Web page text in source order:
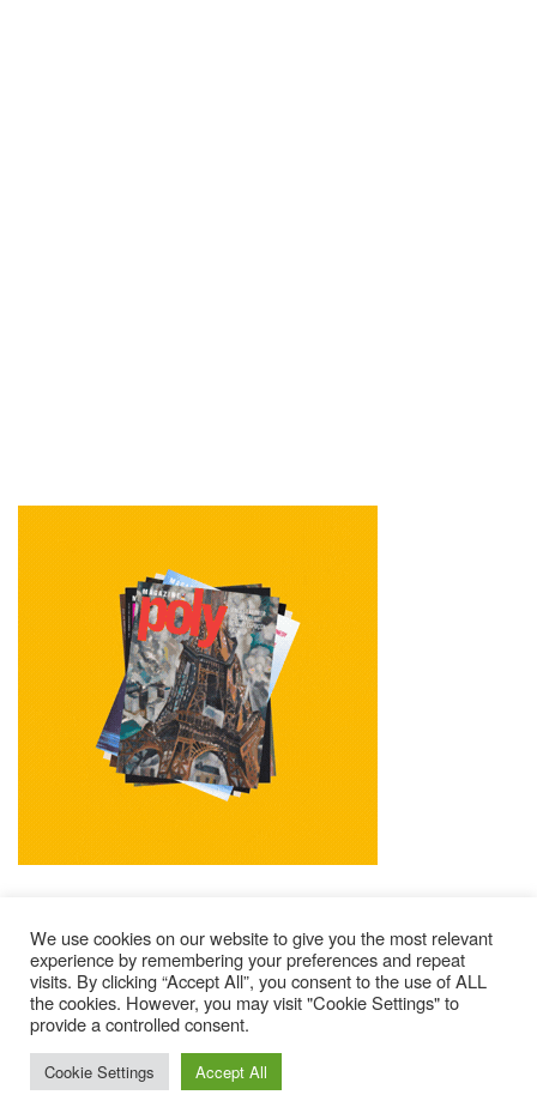
Impressum Kontakt
Alle Ausgaben Lesen
POLY Abonnieren
© 2025 – Magazine Poly – BKN
We use cookies on our website to give you the most relevant
experience by remembering your preferences and repeat
visits. By clicking “Accept All”, you consent to the use of ALL
the cookies. However, you may visit "Cookie Settings" to
provide a controlled consent.
Cookie Settings Accept All